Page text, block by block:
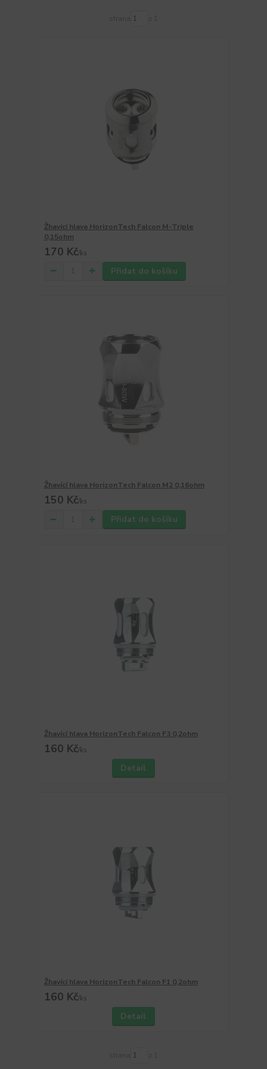
Žhavící hlava HorizonTech Falcon M-Triple
0,15ohm
170 Kč/ks
Přidat do košíku
Žhavící hlava HorizonTech Falcon M2 0,16ohm
150 Kč/ks
Přidat do košíku
Žhavící hlava HorizonTech Falcon F3 0,2ohm
160 Kč/ks
Detail
Žhavící hlava HorizonTech Falcon F1 0,2ohm
160 Kč/ks
Detail